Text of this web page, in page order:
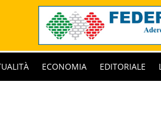
ECONOMIA EDITORIALE